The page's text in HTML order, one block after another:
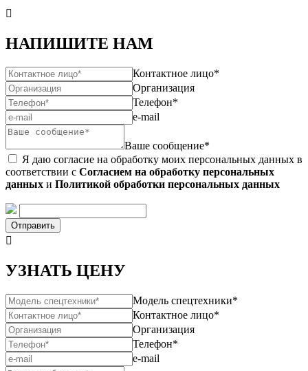

НАПИШИТЕ НАМ
Контактное лицо*
Организация
Телефон*
e-mail
Ваше сообщение*
Я даю согласие на обработку моих персональных данных в
соответствии с Согласием на обработку персональных
данных и Политикой обработки персональных данных
Отправить

УЗНАТЬ ЦЕНУ
Модель спецтехники*
Контактное лицо*
Организация
Телефон*
e-mail